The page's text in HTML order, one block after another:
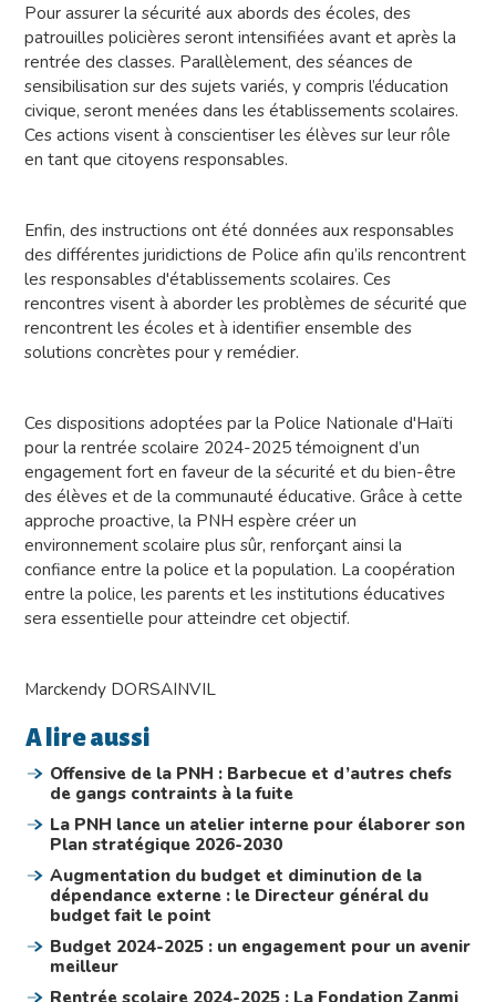
Pour assurer la sécurité aux abords des écoles, des
patrouilles policières seront intensifiées avant et après la
rentrée des classes. Parallèlement, des séances de
sensibilisation sur des sujets variés, y compris l’éducation
civique, seront menées dans les établissements scolaires.
Ces actions visent à conscientiser les élèves sur leur rôle
en tant que citoyens responsables.
Enfin, des instructions ont été données aux responsables
des différentes juridictions de Police afin qu’ils rencontrent
les responsables d'établissements scolaires. Ces
rencontres visent à aborder les problèmes de sécurité que
rencontrent les écoles et à identifier ensemble des
solutions concrètes pour y remédier.
Ces dispositions adoptées par la Police Nationale d'Haïti
pour la rentrée scolaire 2024-2025 témoignent d’un
engagement fort en faveur de la sécurité et du bien-être
des élèves et de la communauté éducative. Grâce à cette
approche proactive, la PNH espère créer un
environnement scolaire plus sûr, renforçant ainsi la
confiance entre la police et la population. La coopération
entre la police, les parents et les institutions éducatives
sera essentielle pour atteindre cet objectif.
Marckendy DORSAINVIL
A lire aussi
Offensive de la PNH : Barbecue et d’autres chefs
de gangs contraints à la fuite
La PNH lance un atelier interne pour élaborer son
Plan stratégique 2026-2030
Augmentation du budget et diminution de la
dépendance externe : le Directeur général du
budget fait le point
Budget 2024-2025 : un engagement pour un avenir
meilleur